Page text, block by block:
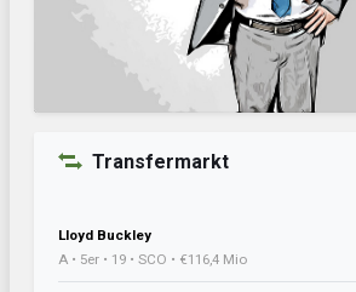
Transfermarkt
Lloyd Buckley
A • 5er • 19 • SCO • €116,4 Mio